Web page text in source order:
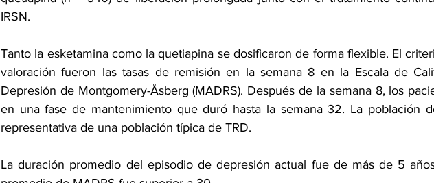
IRSN.
Tanto la esketamina como la quetiapina se dosificaron de forma flexible. El
valoración fueron las tasas de remisión en la semana 8 en la Escala de
Depresión de Montgomery-Åsberg (MADRS). Después de la semana 8, los
en una fase de mantenimiento que duró hasta la semana 32. La población
representativa de una población típica de TRD.
La duración promedio del episodio de depresión actual fue de más de 5